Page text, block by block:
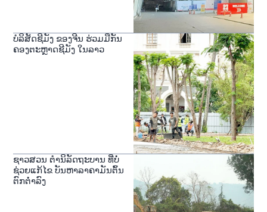
ບໍລິສັດຊີມັງ ຂອງຈີນ ຮ່ວມມືກັນ
ຄອງຕະຫຼາດຊີມັງ ໃນລາວ
ຊາວສວນ ຕໍານິລັດຖະບານ ທີ່ບໍ່
ຊ່ວຍແກ້ໄຂ ບັນຫາລາຄາມັນຕົ້ນ
ຕົກຕໍ່າລົງ